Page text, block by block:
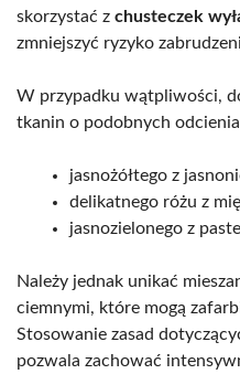
skorzystać z chusteczek
zmniejszyć ryzyko
W przypadku wątpliwości,
tkanin o podobnych
jasnożółtego z
delikatnego różu z
jasnozielonego z
Należy jednak unikać
ciemnymi, które mogą
Stosowanie zasad
pozwala zachować